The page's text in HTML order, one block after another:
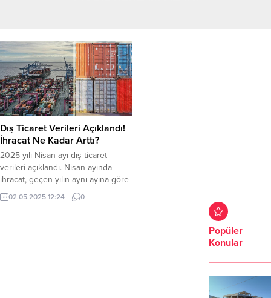
Dış Ticaret Verileri Açıklandı!
İhracat Ne Kadar Arttı?
2025 yılı Nisan ayı dış ticaret
verileri açıklandı. Nisan ayında
ihracat, geçen yılın aynı ayına göre
yüzde 8,5 arttı ve 20,9 milyar,
ithalat ise yüzde 12,9 artışla 33
02.05.2025 12:24 0
Popüler
Konular